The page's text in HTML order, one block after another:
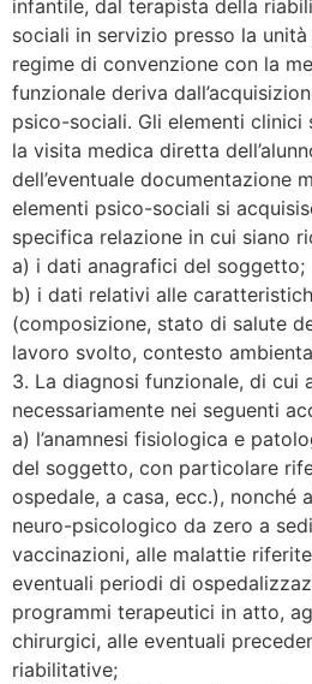
infantile, dal terapista della
sociali in servizio presso la
regime di convenzione con la
funzionale deriva
psico-sociali. Gli elementi
la visita medica diretta
dell’eventuale documentazione
elementi psico-sociali si
specifica relazione in cui siano
a) i dati anagrafici del soggetto;
b) i dati relativi alle
(composizione, stato di salute
lavoro svolto, contesto
3. La diagnosi funzionale, di cui
necessariamente nei seguenti
a) l’anamnesi fisiologica e
del soggetto, con particolare
ospedale, a casa, ecc.), nonché
neuro-psicologico da zero a
vaccinazioni, alle malattie
eventuali periodi di
programmi terapeutici in atto,
chirurgici, alle eventuali
riabilitative;